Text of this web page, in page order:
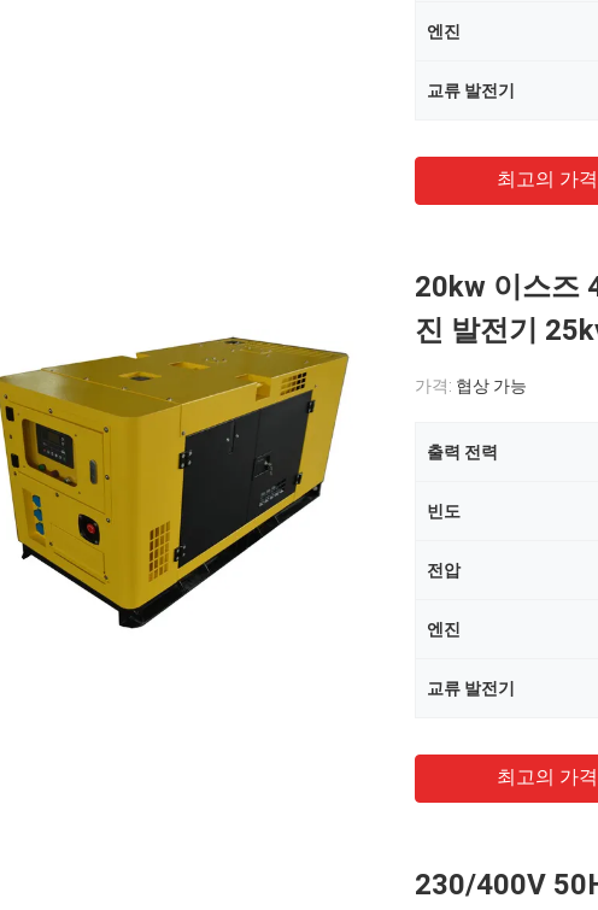
엔진
교류 발전기
최고의 가격
20kw 이스즈
진 발전기
가격: 협상 가능
출력 전력
빈도
전압
엔진
교류 발전기
최고의 가격
230/400V